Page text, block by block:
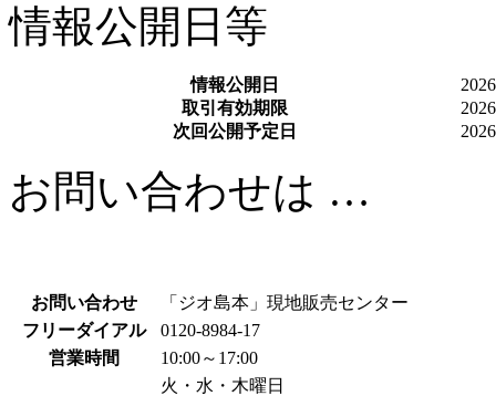
情報公開日等
情報公開日
取引有効期限
次回公開予定日
お問い合わせは …
お問い合わせ
「ジオ島本」現地販売センター
フリーダイアル
0120-8984-17
営業時間
10:00～17:00
火・水・木曜日